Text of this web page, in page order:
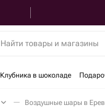
Найти товары и магазины
Клубника в шоколаде
Воздушные шары в